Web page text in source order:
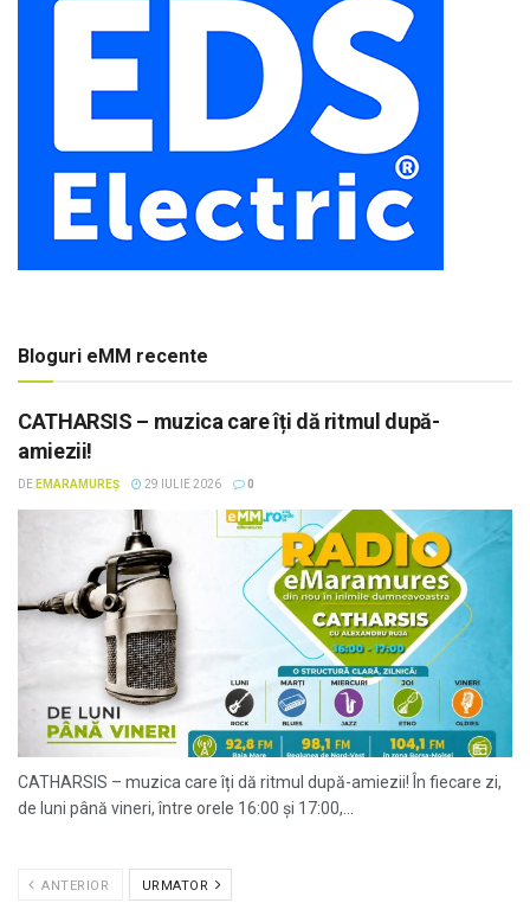
Bloguri eMM recente
CATHARSIS – muzica care îți dă ritmul după-
amiezii!
DE EMARAMUREȘ 29 IULIE 2026 0
CATHARSIS – muzica care îți dă ritmul după-amiezii! În fiecare zi,
de luni până vineri, între orele 16:00 și 17:00,...
ANTERIOR URMATOR